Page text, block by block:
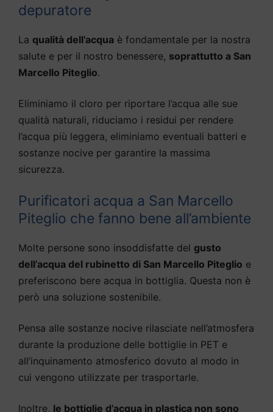
depuratore
La qualità dell’acqua è fondamentale per la nostra
salute e per il nostro benessere, soprattutto a San
Marcello Piteglio.
Eliminiamo il cloro per riportare l’acqua alle sue
qualità naturali, riduciamo i residui per rendere
l’acqua più leggera, eliminiamo eventuali batteri e
sostanze nocive per garantire la massima
sicurezza.
Purificatori acqua a San Marcello
Piteglio che fanno bene all’ambiente
Molte persone sono insoddisfatte del gusto
dell’acqua del rubinetto di San Marcello Piteglio e
preferiscono bere acqua in bottiglia. Questa non è
però una soluzione sostenibile.
Pensa alle sostanze nocive rilasciate nell’atmosfera
durante la produzione delle bottiglie in PET e
all’inquinamento atmosferico dovuto al modo in
cui vengono utilizzate per trasportarle.
Inoltre, le bottiglie d’acqua in plastica non sono